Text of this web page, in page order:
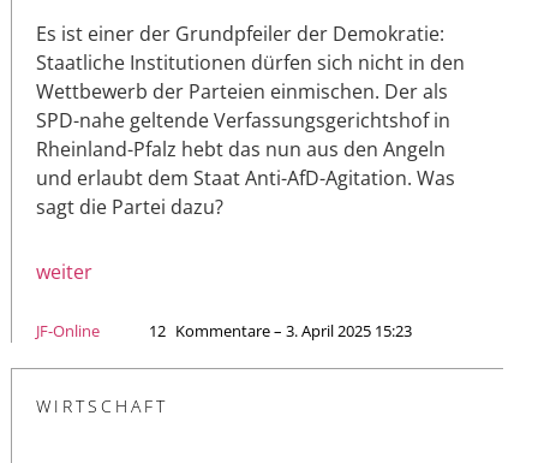
Es ist einer der Grundpfeiler der Demokratie:
Staatliche Institutionen dürfen sich nicht in den
Wettbewerb der Parteien einmischen. Der als
SPD-nahe geltende Verfassungsgerichtshof in
Rheinland-Pfalz hebt das nun aus den Angeln
und erlaubt dem Staat Anti-AfD-Agitation. Was
sagt die Partei dazu?
weiter
JF-Online 12 Kommentare – 3. April 2025 15:23
WIRTSCHAFT